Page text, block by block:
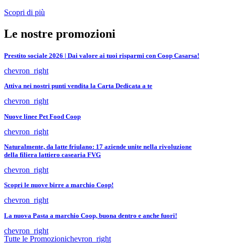
Scopri di più
Le nostre promozioni
Prestito sociale 2026 | Dai valore ai tuoi risparmi con Coop Casarsa!
chevron_right
Attiva nei nostri punti vendita la Carta Dedicata a te
chevron_right
Nuove linee Pet Food Coop
chevron_right
Naturalmente, da latte friulano: 17 aziende unite nella rivoluzione
della filiera lattiero casearia FVG
chevron_right
Scopri le nuove birre a marchio Coop!
chevron_right
La nuova Pasta a marchio Coop, buona dentro e anche fuori!
chevron_right
Tutte le Promozionichevron_right